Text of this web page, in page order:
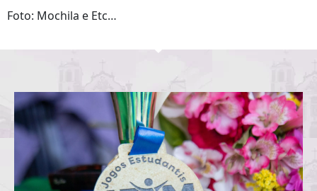
Foto: Mochila e Etc…